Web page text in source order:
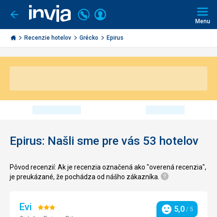
Ísť
späť
Invia.sk
Volajte
+421
2
3221
Prihlásiť
Menu
Recenzie hotelov Grécko Epirus
Epirus: Našli sme pre vás 53 hotelov
Pôvod recenzií: Ak je recenzia označená ako "overená recenzia",
je preukázané, že pochádza od nášho zákazníka.
Evi Hodnotenie:
Hodnotenie
5,0 / 5